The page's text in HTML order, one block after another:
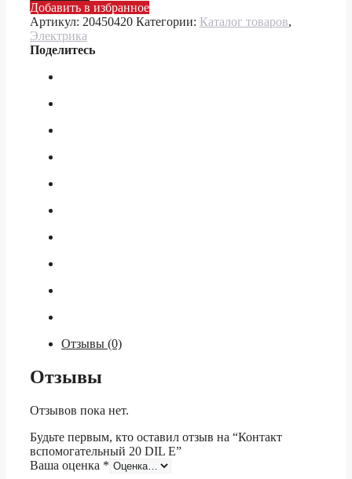
Добавить в избранное
Артикул: 20450420 Категории: Каталог товаров,
Электрика
Поделитесь
Отзывы (0)
Отзывы
Отзывов пока нет.
Будьте первым, кто оставил отзыв на “Контакт
вспомогательный 20 DIL E”
Ваша оценка *